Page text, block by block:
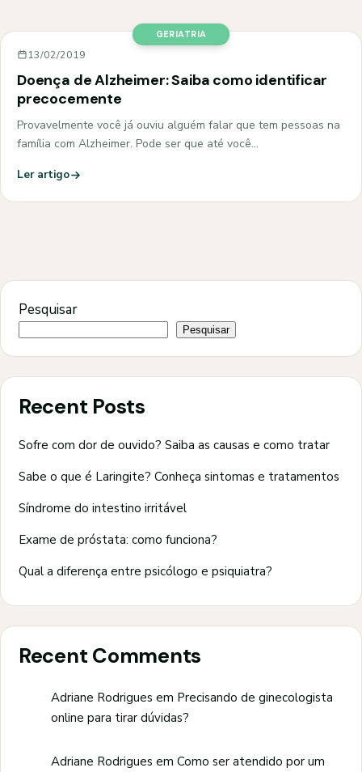
GERIATRIA
13/02/2019
Doença de Alzheimer: Saiba como identificar
precocemente
Provavelmente você já ouviu alguém falar que tem pessoas na
família com Alzheimer. Pode ser que até você…
Ler artigo
Pesquisar
Pesquisar
Recent Posts
Sofre com dor de ouvido? Saiba as causas e como tratar
Sabe o que é Laringite? Conheça sintomas e tratamentos
Síndrome do intestino irritável
Exame de próstata: como funciona?
Qual a diferença entre psicólogo e psiquiatra?
Recent Comments
Adriane Rodrigues em Precisando de ginecologista
online para tirar dúvidas?
Adriane Rodrigues em Como ser atendido por um